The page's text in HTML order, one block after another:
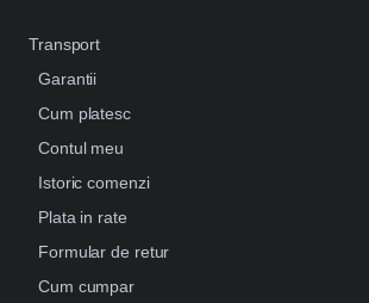
Transport
Garantii
Cum platesc
Contul meu
Istoric comenzi
Plata in rate
Formular de retur
Cum cumpar